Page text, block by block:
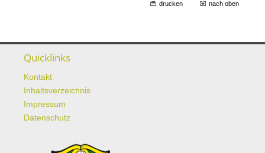
drucken nach oben
Quicklinks
Kontakt
Inhaltsverzeichnis
Impressum
Datenschutz